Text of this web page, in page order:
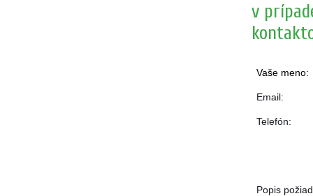
v
Vaše meno:
Email:
Telefón:
Popis